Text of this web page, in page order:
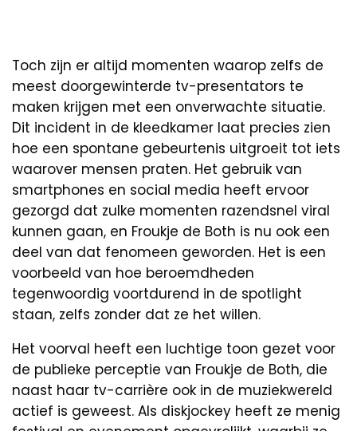
Toch zijn er altijd momenten waarop zelfs de
meest doorgewinterde tv-presentators te
maken krijgen met een onverwachte situatie.
Dit incident in de kleedkamer laat precies zien
hoe een spontane gebeurtenis uitgroeit tot iets
waarover mensen praten. Het gebruik van
smartphones en social media heeft ervoor
gezorgd dat zulke momenten razendsnel viral
kunnen gaan, en Froukje de Both is nu ook een
deel van dat fenomeen geworden. Het is een
voorbeeld van hoe beroemdheden
tegenwoordig voortdurend in de spotlight
staan, zelfs zonder dat ze het willen.
Het voorval heeft een luchtige toon gezet voor
de publieke perceptie van Froukje de Both, die
naast haar tv-carrière ook in de muziekwereld
actief is geweest. Als diskjockey heeft ze menig